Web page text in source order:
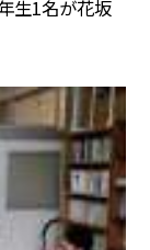
生1名が花坂